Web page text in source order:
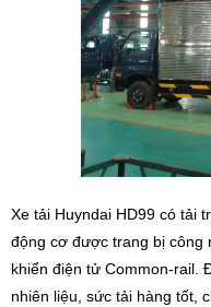
Xe tải Huyndai HD99 có tải
động cơ được trang bị công
khiển điện tử Common-rail.
nhiên liệu, sức tải hàng tốt,